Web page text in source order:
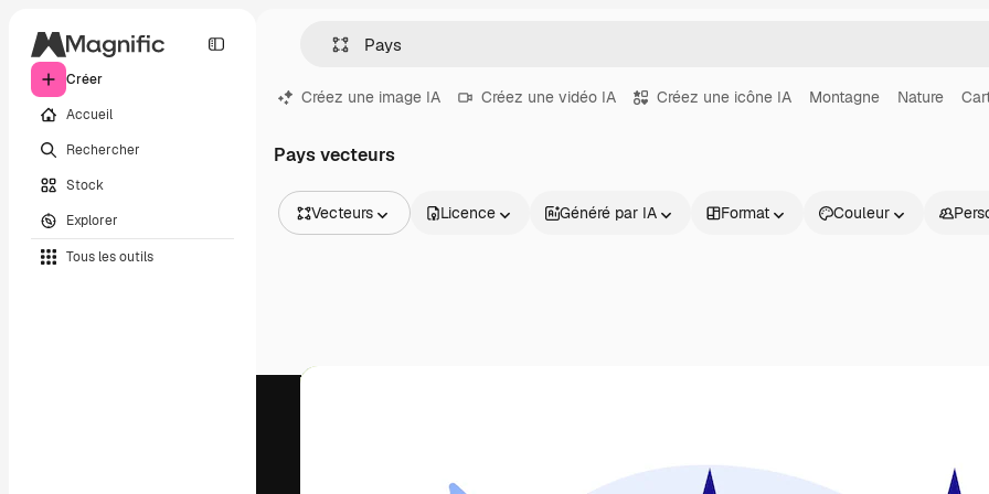
Créer
Accueil
Rechercher
Stock
Explorer
Tous les outils
Créez une image IA Créez une vidéo IA Créez une icône IA Montagne Nature
Pays vecteurs
Vecteurs
Vidéos
Licence Généré par IA Format Couleur
Produits Commencer